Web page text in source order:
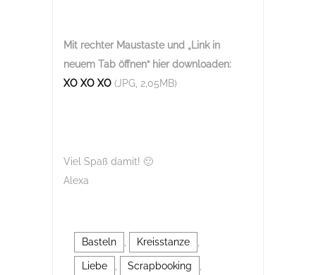
Mit rechter Maustaste und „Link in
neuem Tab öffnen“ hier downloaden:
XO XO XO (JPG, 2,05MB)
Viel Spaß damit! 🙂
Alexa
Basteln Kreisstanze
Liebe Scrapbooking